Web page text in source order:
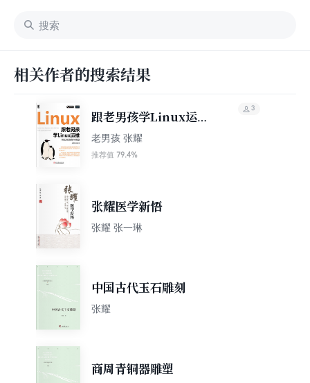
相关作者的搜索结果
跟老男孩学Linux运
维：核心系统命令实战
老男孩 张耀
推荐值 79.4%
3
张耀医学新悟
张耀 张一琳
中国古代玉石雕刻
张耀
商周青铜器雕塑